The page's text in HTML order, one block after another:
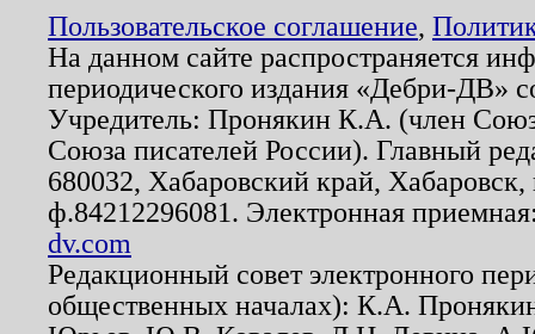
Пользовательское соглашение,
На данном сайте распространяется
периодического издания «Дебри-ДВ»
Учредитель: Пронякин К.А. (член
Союза писателей России). Главный
680032, Хабаровский край,
ф.84212296081. Электронная
dv.com
Редакционный совет электронного
общественных началах): К.А.